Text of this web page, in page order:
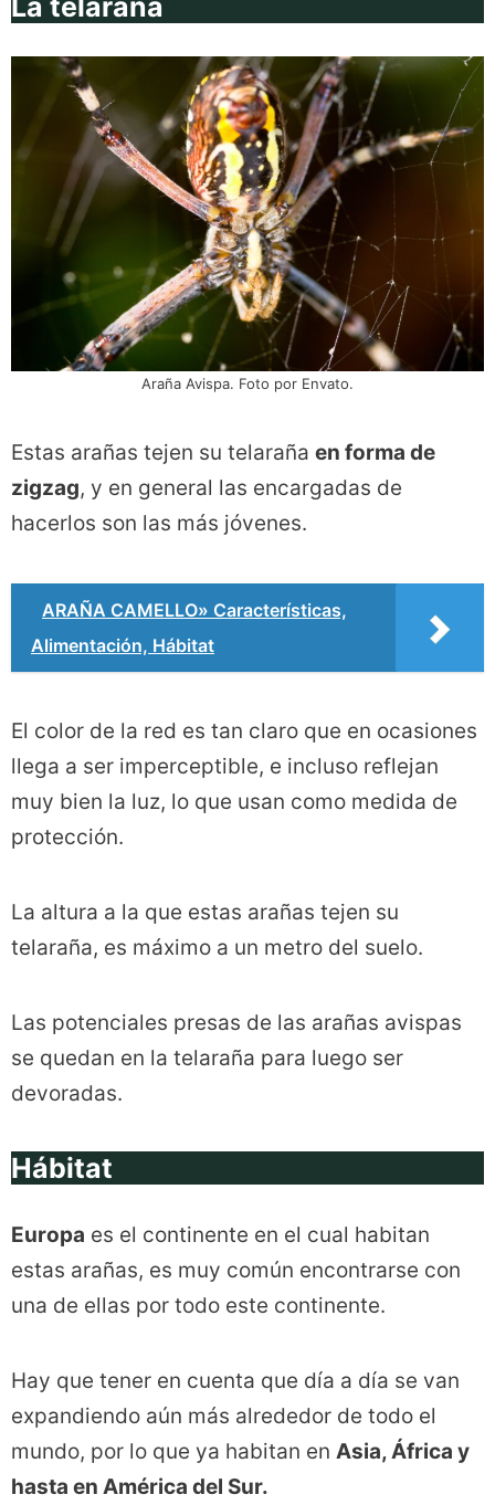
Araña Avispa. Foto por Envato.
Estas arañas tejen su telaraña en forma de
zigzag, y en general las encargadas de
hacerlos son las más jóvenes.
ARAÑA CAMELLO» Características,
Alimentación, Hábitat
El color de la red es tan claro que en ocasiones
llega a ser imperceptible, e incluso reflejan
muy bien la luz, lo que usan como medida de
protección.
La altura a la que estas arañas tejen su
telaraña, es máximo a un metro del suelo.
Las potenciales presas de las arañas avispas
se quedan en la telaraña para luego ser
devoradas.
Hábitat
Europa es el continente en el cual habitan
estas arañas, es muy común encontrarse con
una de ellas por todo este continente.
Hay que tener en cuenta que día a día se van
expandiendo aún más alrededor de todo el
mundo, por lo que ya habitan en Asia, África y
hasta en América del Sur.